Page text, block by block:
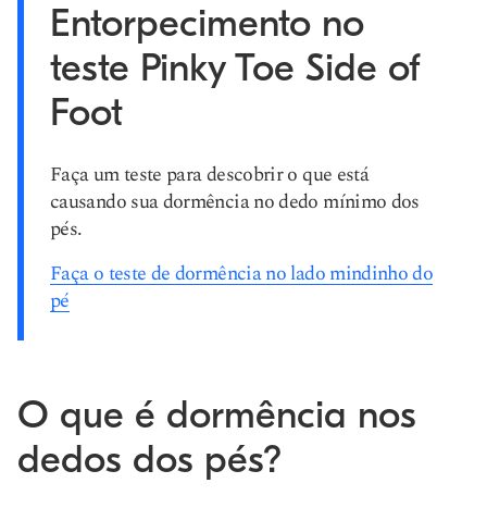
Entorpecimento no
teste Pinky Toe Side of
Foot
Faça um teste para descobrir o que está
causando sua dormência no dedo mínimo dos
pés.
Faça o teste de dormência no lado mindinho do
pé
O que é dormência nos
dedos dos pés?